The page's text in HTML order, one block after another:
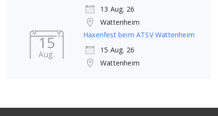
13 Aug. 26
Wattenheim
15
Aug.
Haxenfest beim ATSV Wattenheim
15 Aug. 26
Wattenheim